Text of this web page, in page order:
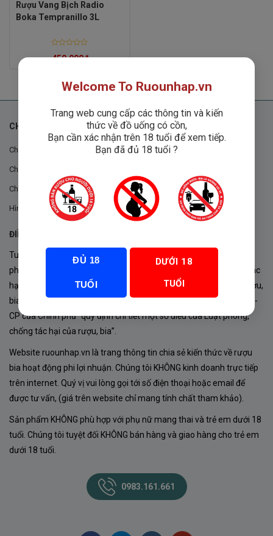
Rượu Vang Bịch Radio
Boka Tempranillo 3L
Rated
450,000₫
CHÍNH SÁCH
Chính sách chung
Chính sách đổi trả
Chính sách mua hàng
Hình thức thanh toán
ĐIỀU KHOẢN VÀ CHÍNH SÁCH
Tuân thủ Nghị định 105/2017/NĐ-CP ngày 14/9/2017 của Chính
phủ về sản xuất, kinh doanh rượu. Tuân thủ Luật “phòng chống tác
hại của rượu, bia” số 44/2019/QH14-Điều 16 về “điều kiện bán rượu,
bia theo hình thức thương mại điện tử”; Nghị định số 24/2020/NĐ-
CP của Chính phủ “quy định chi tiết một số điều của Luật phòng,
chống tác hại của rượu, bia”.
Website ruounhap.vn là trang thông tin chia sẻ kiến thức về rượu
bia hoạt động phi lợi nhuận. Chúng tôi KHÔNG kinh doanh trực tiếp
trên internet. Quý vị vui lòng gọi tới số điện thoại hoặc email để
được tư vấn, (giá trên website chỉ mang tính chất tham khảo).
Sản phẩm KHÔNG phù hợp với phụ nữ mang thai và trẻ em dưới 18
tuổi. Chúng tôi tuyệt đối KHÔNG bán hàng và giao hàng cho trẻ em
dưới 18 tuổi.
0983.161.661
Welcome To Ruounhap.vn
Trang web cung cấp các thông tin và kiến
thức về đồ uống có cồn,
Bạn cần xác nhận trên 18 tuổi để xem tiếp.
Bạn đã đủ 18 tuổi ?
ĐỦ 18
TUỔI
DƯỚI 18
TUỔI